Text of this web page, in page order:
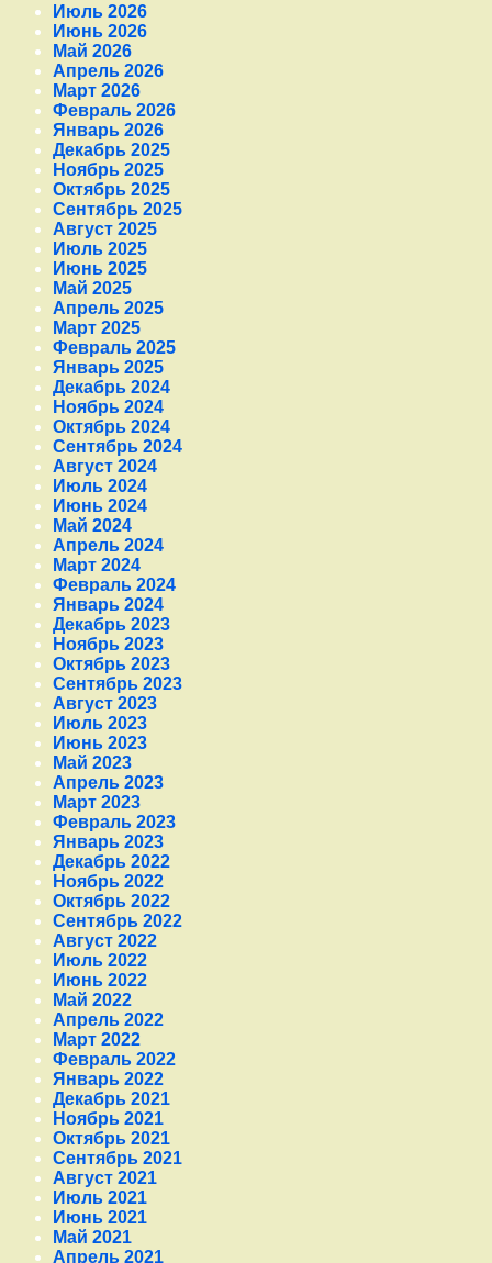
Июль 2026
Июнь 2026
Май 2026
Апрель 2026
Март 2026
Февраль 2026
Январь 2026
Декабрь 2025
Ноябрь 2025
Октябрь 2025
Сентябрь 2025
Август 2025
Июль 2025
Июнь 2025
Май 2025
Апрель 2025
Март 2025
Февраль 2025
Январь 2025
Декабрь 2024
Ноябрь 2024
Октябрь 2024
Сентябрь 2024
Август 2024
Июль 2024
Июнь 2024
Май 2024
Апрель 2024
Март 2024
Февраль 2024
Январь 2024
Декабрь 2023
Ноябрь 2023
Октябрь 2023
Сентябрь 2023
Август 2023
Июль 2023
Июнь 2023
Май 2023
Апрель 2023
Март 2023
Февраль 2023
Январь 2023
Декабрь 2022
Ноябрь 2022
Октябрь 2022
Сентябрь 2022
Август 2022
Июль 2022
Июнь 2022
Май 2022
Апрель 2022
Март 2022
Февраль 2022
Январь 2022
Декабрь 2021
Ноябрь 2021
Октябрь 2021
Сентябрь 2021
Август 2021
Июль 2021
Июнь 2021
Май 2021
Апрель 2021